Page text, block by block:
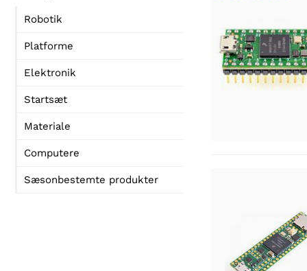
Robotik
Platforme
Elektronik
Startsæt
Materiale
Computere
Sæsonbestemte produkter